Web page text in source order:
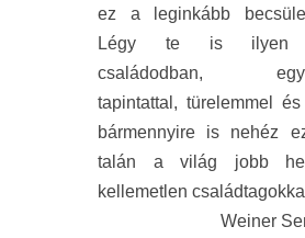
ez a leginkább
Légy te is ilyen
családodban,
tapintattal, türelemmel és
bármennyire is nehéz
talán a világ jobb
kellemetlen
Weiner